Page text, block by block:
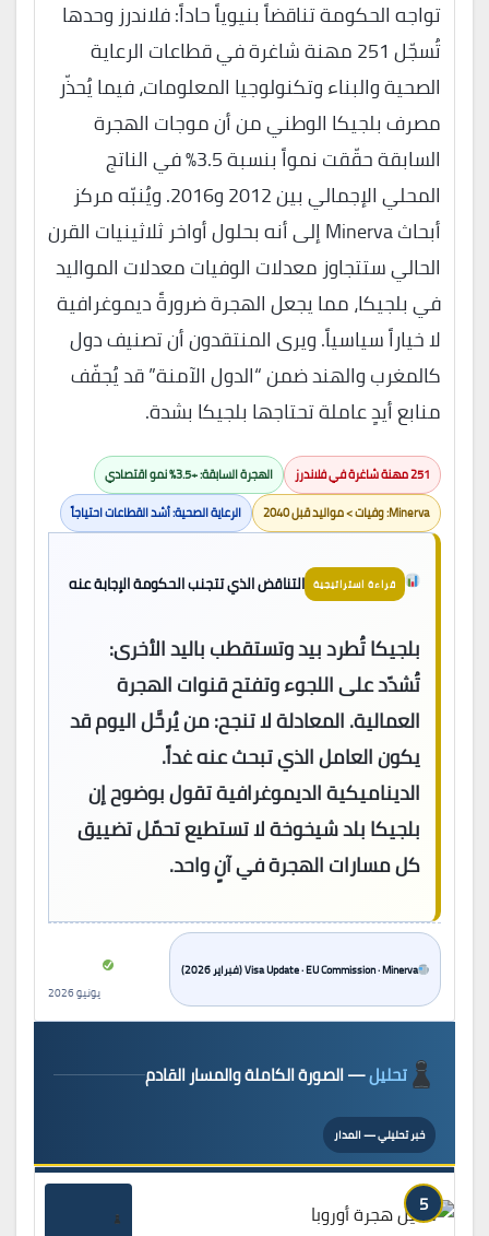
تواجه الحكومة تناقضاً بنيوياً حاداً: فلاندرز وحدها
تُسجّل 251 مهنة شاغرة في قطاعات الرعاية
الصحية والبناء وتكنولوجيا المعلومات، فيما يُحذّر
مصرف بلجيكا الوطني من أن موجات الهجرة
السابقة حقّقت نمواً بنسبة 3.5% في الناتج
المحلي الإجمالي بين 2012 و2016. ويُنبّه مركز
أبحاث Minerva إلى أنه بحلول أواخر ثلاثينيات القرن
الحالي ستتجاوز معدلات الوفيات معدلات المواليد
في بلجيكا، مما يجعل الهجرة ضرورةً ديموغرافية
لا خياراً سياسياً. ويرى المنتقدون أن تصنيف دول
كالمغرب والهند ضمن “الدول الآمنة” قد يُجفّف
منابع أيدٍ عاملة تحتاجها بلجيكا بشدة.
251 مهنة شاغرة في فلاندرز
الهجرة السابقة: +3.5% نمو اقتصادي
Minerva: وفيات > مواليد قبل 2040
الرعاية الصحية: أشد القطاعات احتياجاً
قراءة استراتيجية التناقض الذي تتجنب الحكومة الإجابة عنه
بلجيكا تُطرد بيد وتستقطب باليد الأخرى:
تُشدّد على اللجوء وتفتح قنوات الهجرة
العمالية. المعادلة لا تنجح: من يُرحَّل اليوم قد
يكون العامل الذي تبحث عنه غداً.
الديناميكية الديموغرافية تقول بوضوح إن
بلجيكا بلد شيخوخة لا تستطيع تحمّل تضييق
كل مسارات الهجرة في آنٍ واحد.
Visa Update · EU Commission · Minerva (فبراير 2026)
يونيو 2026
تحليل— الصورة الكاملة والمسار القادم
خبر تحليلي — المدار
5